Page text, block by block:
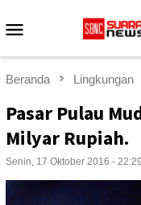
ke
Beranda Lingkungan
Pasar Pulau
Milyar Rupiah.
Senin, 17 Oktober 2016 -